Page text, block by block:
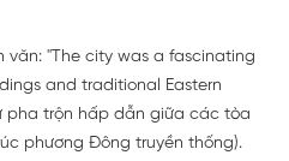
"The city was a fascinating
and traditional Eastern
pha trộn hấp dẫn giữa các tòa
phương Đông truyền thống).